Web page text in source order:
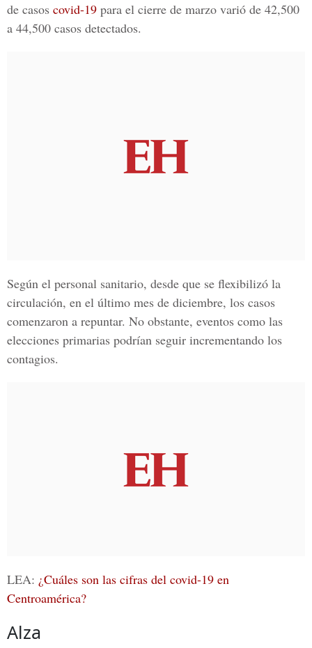
de casos covid-19 para el cierre de marzo varió de 42,500
a 44,500 casos detectados.
Según el personal sanitario, desde que se flexibilizó la
circulación, en el último mes de diciembre, los casos
comenzaron a repuntar. No obstante, eventos como las
elecciones primarias podrían seguir incrementando los
contagios.
LEA: ¿Cuáles son las cifras del covid-19 en
Centroamérica?
Alza